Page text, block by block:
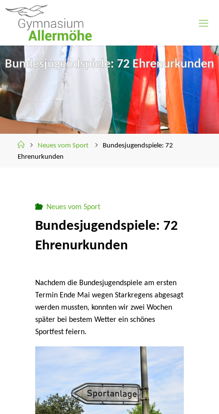
content
Bundesjugendspiele: 72 Ehrenurkunden
HomeNeues vom Sport
Bundesjugendspiele: 72
Ehrenurkunden
Neues vom Sport
Bundesjugendspiele: 72
Ehrenurkunden
Nachdem die Bundesjugendspiele am ersten
Termin Ende Mai wegen Starkregens abgesagt
werden mussten, konnten wir zwei Wochen
später bei bestem Wetter ein schönes
Sportfest feiern.